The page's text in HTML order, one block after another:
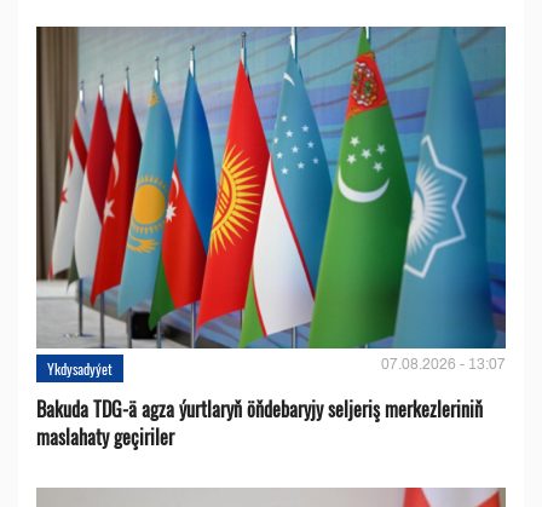
Ykdysadyýet 07.08.2026 - 13:07
Bakuda TDG-ä agza ýurtlaryň öňdebaryjy seljeriş merkezleriniň
maslahaty geçiriler